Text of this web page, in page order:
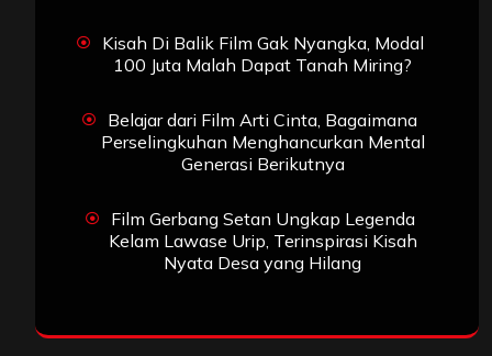
Kisah Di Balik Film Gak Nyangka, Modal
100 Juta Malah Dapat Tanah Miring?
Belajar dari Film Arti Cinta, Bagaimana
Perselingkuhan Menghancurkan Mental
Generasi Berikutnya
Film Gerbang Setan Ungkap Legenda
Kelam Lawase Urip, Terinspirasi Kisah
Nyata Desa yang Hilang